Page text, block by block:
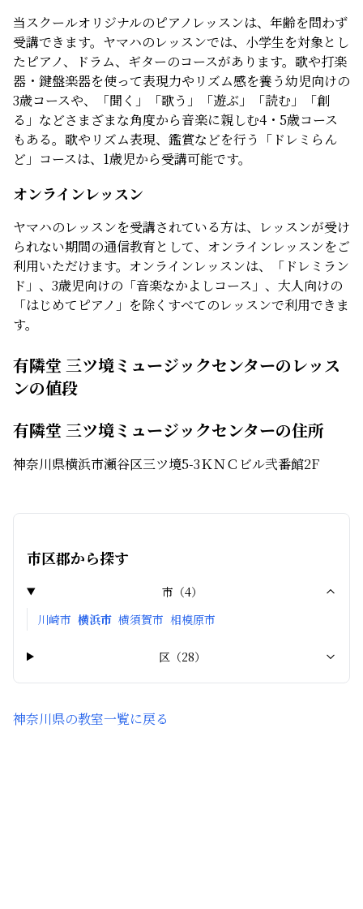
当スクールオリジナルのピアノレッスンは、年齢を問わず
受講できます。ヤマハのレッスンでは、小学生を対象とし
たピアノ、ドラム、ギターのコースがあります。歌や打楽
器・鍵盤楽器を使って表現力やリズム感を養う幼児向けの
3歳コースや、「聞く」「歌う」「遊ぶ」「読む」「創
る」などさまざまな角度から音楽に親しむ4・5歳コース
もある。歌やリズム表現、鑑賞などを行う「ドレミらん
ど」コースは、1歳児から受講可能です。
オンラインレッスン
ヤマハのレッスンを受講されている方は、レッスンが受け
られない期間の通信教育として、オンラインレッスンをご
利用いただけます。オンラインレッスンは、「ドレミラン
ド」、3歳児向けの「音楽なかよしコース」、大人向けの
「はじめてピアノ」を除くすべてのレッスンで利用できま
す。
有隣堂 三ツ境ミュージックセンターのレッス
ンの値段
有隣堂 三ツ境ミュージックセンターの住所
神奈川県横浜市瀬谷区三ツ境5-3ＫＮＣビル弐番館2F
市区郡から探す
市 （4）
川崎市 横浜市 横須賀市 相模原市
区 （28）
神奈川県の教室一覧に戻る